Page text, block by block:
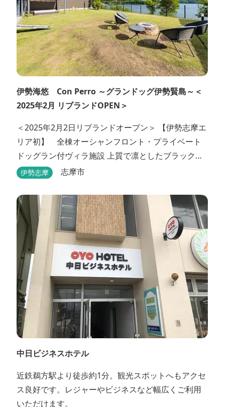
伊勢海悠 Con Perro ～グランドッグ伊勢賢島～＜
2025年2月 リブランドOPEN＞
＜2025年2月2日リブランドオープン＞ 【伊勢志摩エ
リア初】 全棟オーシャンフロント・プライベート
ドッグラン付ヴィラ施設 上質で凛としたブラックカ
ラーのデザインの佇まいに、プライベート感溢れる
フロント。 颯爽とした広いプライベートドッグラン
と青色に輝く英虞湾を眺める最高のロケーション。 ▸
インクルーシブサービスのお部屋入...
伊勢志摩 志摩市
中日ビジネスホテル
近鉄鵜方駅より徒歩約1分。観光スポットへもアクセ
ス良好です。レジャーやビジネスなど幅広くご利用
いただけます。